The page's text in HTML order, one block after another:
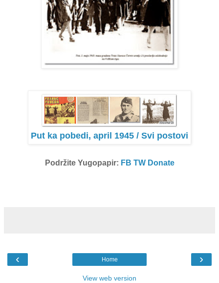
Put ka pobedi, april 1945 / Svi postovi
Podržite Yugopapir: FB TW Donate
‹ ›
Home
View web version